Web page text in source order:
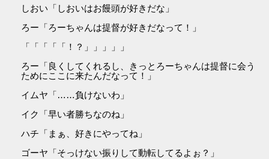
しおい「しおいはお饅頭が好きだな」
ろー「ろーちゃんは提督が好きだなって！」
「「「「「！？」」」」」
ろー「良くしてくれるし、きっとろーちゃんは提督に会う
ためにここに来たんだなって！」
イムヤ「……負けないわ」
イク「早い者勝ちなのね」
ハチ「まぁ、好きにやってね」
ゴーヤ「そっけない振りして動転してるよぉ？」